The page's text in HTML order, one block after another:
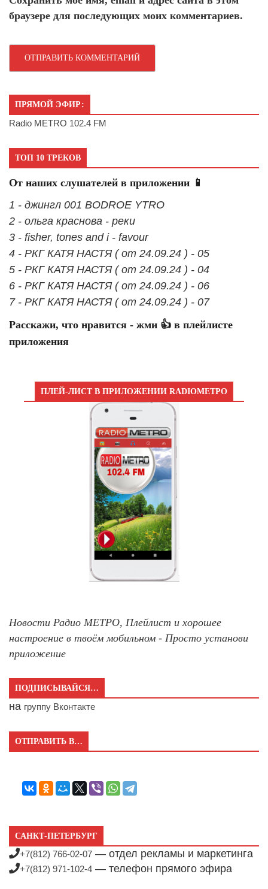
браузере для последующих моих комментариев.
ПРЯМОЙ ЭФИР:
Radio METRO 102.4 FM
ТОП 10 ТРЕКОВ
От наших слушателей в приложении 📱
1 - джингл 001 BODROE YTRO
2 - ольга краснова - реки
3 - fisher, tones and i - favour
4 - РКГ КАТЯ НАСТЯ ( от 24.09.24 ) - 05
5 - РКГ КАТЯ НАСТЯ ( от 24.09.24 ) - 04
6 - РКГ КАТЯ НАСТЯ ( от 24.09.24 ) - 06
7 - РКГ КАТЯ НАСТЯ ( от 24.09.24 ) - 07
Расскажи, что нравится - жми 👍 в плейлисте
приложения
ПЛЕЙ-ЛИСТ В ПРИЛОЖЕНИИ RADIOМЕТРО
Новости Радио МЕТРО, Плейлист и хорошее
настроение в твоём мобильном - Просто установи
приложение
ПОДПИСЫВАЙСЯ…
на группу Вконтакте
ОТПРАВИТЬ В…
САНКТ-ПЕТЕРБУРГ
+7(812) 766-02-07 — отдел рекламы и маркетинга
+7(812) 971-102-4 — телефон прямого эфира